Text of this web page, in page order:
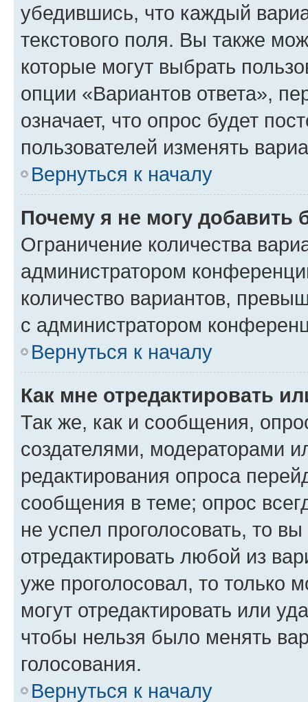
убедившись, что каждый
текстового поля. Вы также
которые могут выбрать
опции «Вариантов ответа»,
означает, что опрос будет
пользователей изменять
Вернуться к началу
Почему я не могу добавить
Ограничение количества
администратором
количество вариантов,
с администратором
Вернуться к началу
Как мне отредактировать
Так же, как и сообщения,
создателями, модераторами
редактирования опроса
сообщения в теме; опрос
не успел проголосовать, то
отредактировать любой из
уже проголосовал, то только
могут отредактировать или
чтобы нельзя было менять
голосования.
Вернуться к началу